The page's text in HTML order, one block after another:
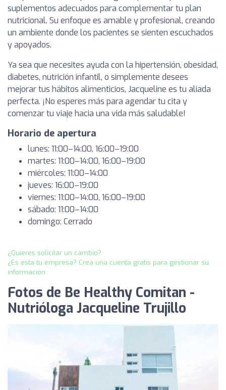
suplementos adecuados para complementar tu plan
nutricional. Su enfoque es amable y profesional, creando
un ambiente donde los pacientes se sienten escuchados
y apoyados.
Ya sea que necesites ayuda con la hipertensión, obesidad,
diabetes, nutrición infantil, o simplemente desees
mejorar tus hábitos alimenticios, Jacqueline es tu aliada
perfecta. ¡No esperes más para agendar tu cita y
comenzar tu viaje hacia una vida más saludable!
Horario de apertura
lunes: 11:00–14:00, 16:00–19:00
martes: 11:00–14:00, 16:00–19:00
miércoles: 11:00–14:00
jueves: 16:00–19:00
viernes: 11:00–14:00, 16:00–19:00
sábado: 11:00–14:00
domingo: Cerrado
¿Quieres solicitar un cambio?
¿Es esta tu empresa? Crea una cuenta gratis para gestionar su
información
Fotos de Be Healthy Comitan -
Nutrióloga Jacqueline Trujillo